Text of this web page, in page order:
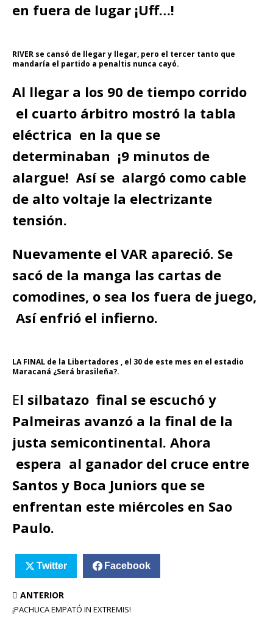
en fuera de lugar ¡Uff…!
RIVER se cansó de llegar y llegar, pero el tercer tanto que
mandaría el partido a penaltis nunca cayó.
Al llegar a los 90 de tiempo corrido
el cuarto árbitro mostró la tabla
eléctrica en la que se
determinaban ¡9 minutos de
alargue! Así se alargó como cable
de alto voltaje la electrizante
tensión.
Nuevamente el VAR apareció. Se
sacó de la manga las cartas de
comodines, o sea los fuera de juego,
Así enfrió el infierno.
LA FINAL de la Libertadores , el 30 de este mes en el estadio
Maracaná ¿Será brasileña?.
El silbatazo final se escuchó y
Palmeiras avanzó a la final de la
justa semicontinental. Ahora
espera al ganador del cruce entre
Santos y Boca Juniors que se
enfrentan este miércoles en Sao
Paulo.
Twitter Facebook
ANTERIOR
¡PACHUCA EMPATÓ IN EXTREMIS!